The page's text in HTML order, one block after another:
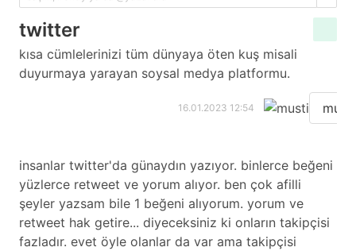
twitter
kısa cümlelerinizi tüm dünyaya öten kuş misali
duyurmaya yarayan soysal medya platformu.
16.01.2023 12:54 musti
i̇nsanlar twitter'da günaydın yazıyor. binlerce beğeni
yüzlerce retweet ve yorum alıyor. ben çok afilli
şeyler yazsam bile 1 beğeni alıyorum. yorum ve
retweet hak getire... diyeceksiniz ki onların takipçisi
fazladır. evet öyle olanlar da var ama takipçisi